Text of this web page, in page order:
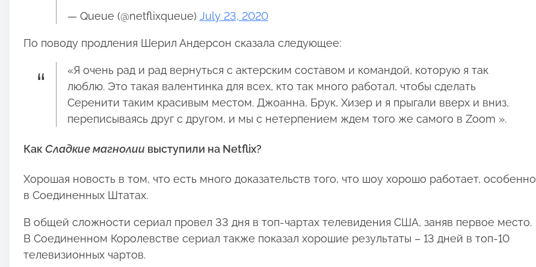
— Queue (@netflixqueue) July 23, 2020
По поводу продления Шерил Андерсон сказала следующее:
«Я очень рад и рад вернуться с актерским составом и командой, которую я так
люблю. Это такая валентинка для всех, кто так много работал, чтобы сделать
Серенити таким красивым местом. Джоанна, Брук, Хизер и я прыгали вверх и вниз,
переписываясь друг с другом, и мы с нетерпением ждем того же самого в Zoom ».
Как Сладкие магнолии выступили на Netflix?
Хорошая новость в том, что есть много доказательств того, что шоу хорошо работает, особенно
в Соединенных Штатах.
В общей сложности сериал провел 33 дня в топ-чартах телевидения США, заняв первое место.
В Соединенном Королевстве сериал также показал хорошие результаты – 13 дней в топ-10
телевизионных чартов.